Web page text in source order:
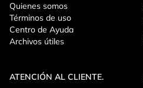
Quienes somos
Términos de uso
Centro de Ayuda
Archivos útiles
ATENCIÓN AL CLIENTE.